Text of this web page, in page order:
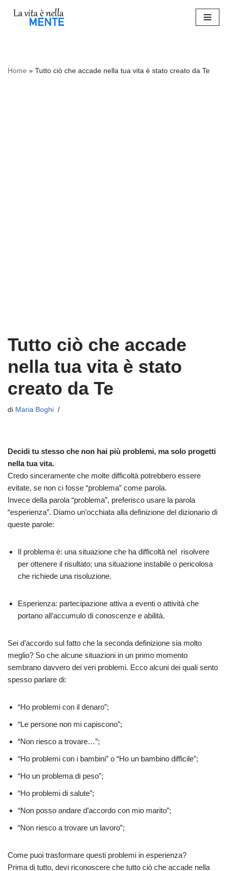
Home » Tutto ciò che accade nella tua vita è stato creato da Te
Tutto ciò che accade
nella tua vita è stato
creato da Te
di Maria Boghi
Decidi tu stesso che non hai più problemi, ma solo progetti
nella tua vita.
Credo sinceramente che molte difficoltà potrebbero essere
evitate, se non ci fosse “problema” come parola.
Invece della parola “problema”, preferisco usare la parola
“esperienza”. Diamo un’occhiata alla definizione del dizionario di
queste parole:
Il problema è: una situazione che ha difficoltà nel risolvere
per ottenere il risultato; una situazione instabile o pericolosa
che richiede una risoluzione.
Esperienza: partecipazione attiva a eventi o attività che
portano all’accumulo di conoscenze e abilità.
Sei d’accordo sul fatto che la seconda definizione sia molto
meglio? So che alcune situazioni in un primo momento
sembrano davvero dei veri problemi. Ecco alcuni dei quali sento
spesso parlare di:
“Ho problemi con il denaro”;
“Le persone non mi capiscono”;
“Non riesco a trovare…”;
“Ho problemi con i bambini” o “Ho un bambino difficile”;
“Ho un problema di peso”;
“Ho problemi di salute”;
“Non posso andare d’accordo con mio marito”;
“Non riesco a trovare un lavoro”;
Come puoi trasformare questi problemi in esperienza?
Prima di tutto, devi riconoscere che tutto ciò che accade nella